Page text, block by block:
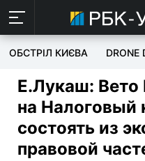
ОБСТРІЛ КИЄВА DRONE
Е.Лукаш: Вето
на Налоговый
состоять из
правовой